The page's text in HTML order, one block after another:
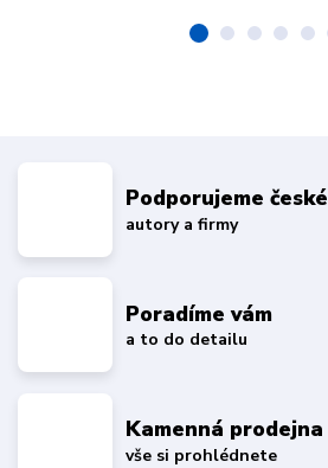
Podporujeme české
autory a firmy
Poradíme vám
a to do detailu
Kamenná prodejna
vše si prohlédnete